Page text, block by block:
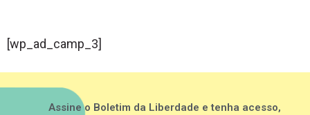
[wp_ad_camp_3]
Assine o Boletim da Liberdade e tenha acesso,